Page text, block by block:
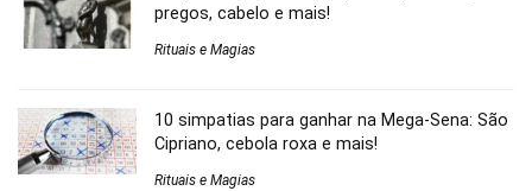
pregos, cabelo e mais!
Rituais e Magias
10 simpatias para ganhar na Mega-Sena: São
Cipriano, cebola roxa e mais!
Rituais e Magias